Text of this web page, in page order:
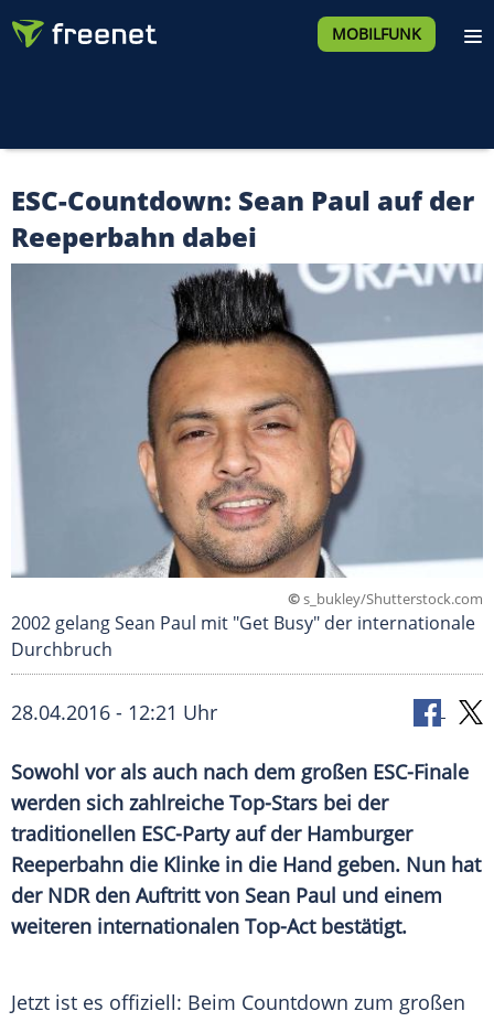
MOBILFUNK
ESC-Countdown: Sean Paul auf der
Reeperbahn dabei
©s_bukley/Shutterstock.com
2002 gelang Sean Paul mit "Get Busy" der internationale
Durchbruch
28.04.2016 - 12:21 Uhr
Sowohl vor als auch nach dem großen ESC-Finale
werden sich zahlreiche Top-Stars bei der
traditionellen ESC-Party auf der Hamburger
Reeperbahn die Klinke in die Hand geben. Nun hat
der NDR den Auftritt von Sean Paul und einem
weiteren internationalen Top-Act bestätigt.
Jetzt ist es offiziell: Beim Countdown zum großen